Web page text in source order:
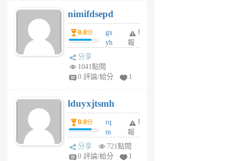
U
5
個
月
nimifdsepd
0.0分
gx
yh
jl
月
前
舉
報
分享
1041點閱
0 評論/給分
1
lduyxjtsmh
0.0分
rq
tn
jt
gl
舉
報
分享
721點閱
0 評論/給分
1